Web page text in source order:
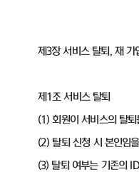
제3장 서비스 탈퇴, 재 가
제1조 서비스 탈퇴
(1) 회원이 서비스의 탈
(2) 탈퇴 신청 시 본인임
(3) 탈퇴 여부는 기존의